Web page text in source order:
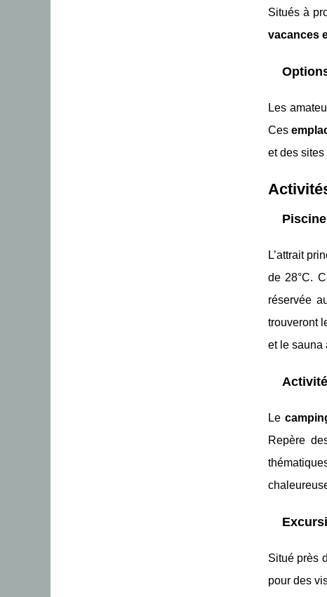
Situés à
vacances
Les
Ces
et des
L’attrait
de 28°C.
réservée
trouveront
et le sauna
Le
Repère
Situé près
pour des